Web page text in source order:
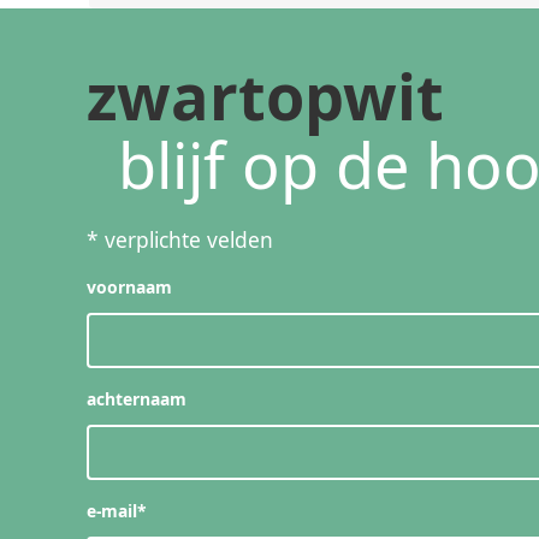
zwartopwit
blijf op de
* verplichte velden
voornaam
achternaam
e-mail*